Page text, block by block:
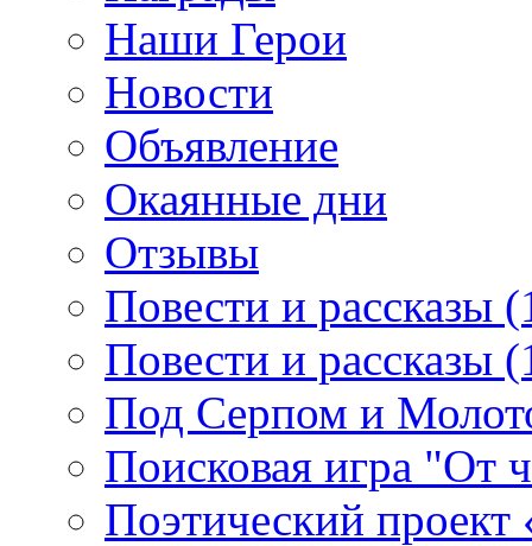
Наши Герои
Новости
Объявление
Окаянные дни
Отзывы
Повести и рассказы
Повести и рассказы
Под Серпом и
Поисковая игра "От
Поэтический